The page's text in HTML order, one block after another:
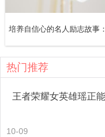
了。有一次发生了这
说：“时间还没到，因
会的钟快了三分钟，三
到达。
韦伯斯特在上学时从
中他也同样准时。在
热门推荐
王者荣耀女英雄瑶正
10-09